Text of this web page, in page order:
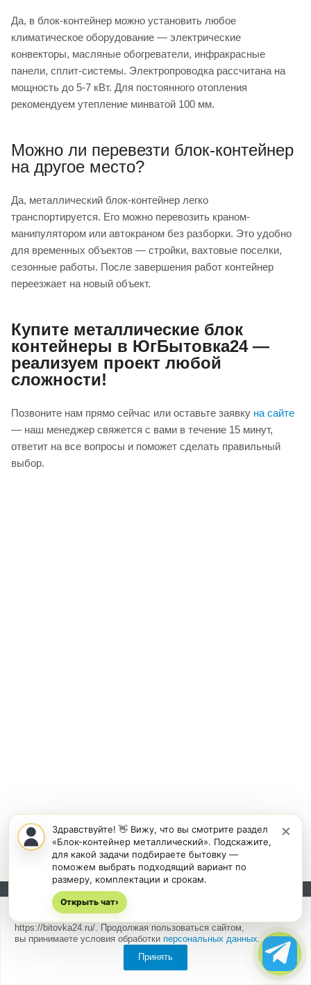
Да, в блок-контейнер можно установить любое
климатическое оборудование — электрические
конвекторы, масляные обогреватели, инфракрасные
панели, сплит-системы. Электропроводка рассчитана на
мощность до 5-7 кВт. Для постоянного отопления
рекомендуем утепление минватой 100 мм.
Можно ли перевезти блок-контейнер
на другое место?
Да, металлический блок-контейнер легко
транспортируется. Его можно перевозить краном-
манипулятором или автокраном без разборки. Это удобно
для временных объектов — стройки, вахтовые поселки,
сезонные работы. После завершения работ контейнер
переезжает на новый объект.
Купите металлические блок
контейнеры в ЮгБытовка24 —
реализуем проект любой
сложности!
Позвоните нам прямо сейчас или оставьте заявку на сайте
— наш менеджер свяжется с вами в течение 15 минут,
ответит на все вопросы и поможет сделать правильный
выбор.
Подписывайтесь на новости и акции:
используем cookiesдля быстрой и удобной работы сайта
https://bitovka24.ru/. Продолжая пользоваться сайтом,
вы принимаете условия обработки персональных данных.
Принять
×
Здравствуйте! 👋 Вижу, что вы смотрите раздел
«Блок-контейнер металлический». Подскажите,
для какой задачи подбираете бытовку —
поможем выбрать подходящий вариант по
размеру, комплектации и срокам.
Открыть чат›